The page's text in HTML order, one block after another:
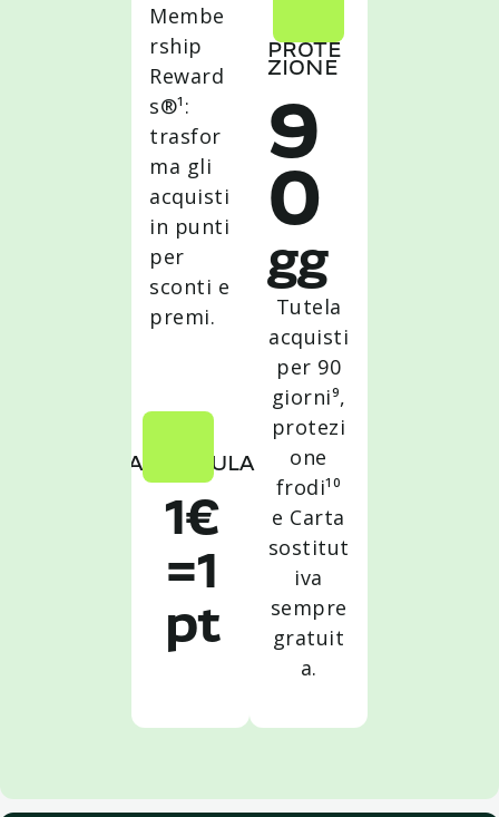
Membe
rship
Reward
s®¹:
trasfor
ma gli
acquisti
in punti
per
sconti e
premi.
ACCUMULA
1€
=1
pt
PROTE
ZIONE
9
0
gg
Tutela
acquisti
per 90
giorni⁹,
protezi
one
frodi¹⁰
e Carta
sostitut
iva
sempre
gratuit
a.